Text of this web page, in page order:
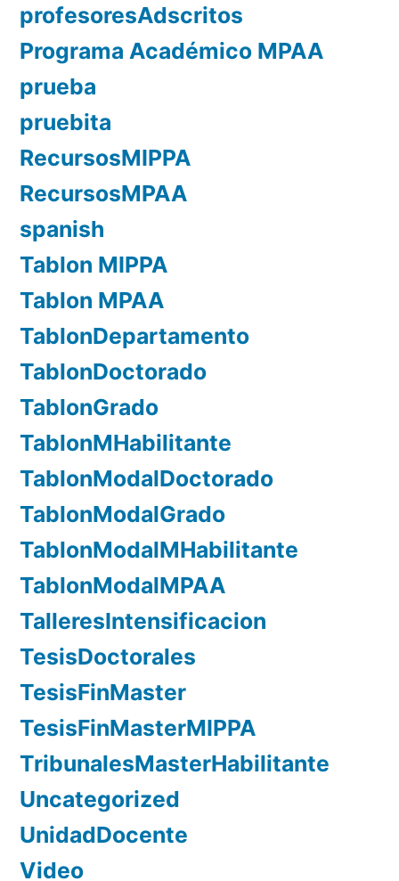
profesoresAdscritos
Programa Académico MPAA
prueba
pruebita
RecursosMIPPA
RecursosMPAA
spanish
Tablon MIPPA
Tablon MPAA
TablonDepartamento
TablonDoctorado
TablonGrado
TablonMHabilitante
TablonModalDoctorado
TablonModalGrado
TablonModalMHabilitante
TablonModalMPAA
TalleresIntensificacion
TesisDoctorales
TesisFinMaster
TesisFinMasterMIPPA
TribunalesMasterHabilitante
Uncategorized
UnidadDocente
Video